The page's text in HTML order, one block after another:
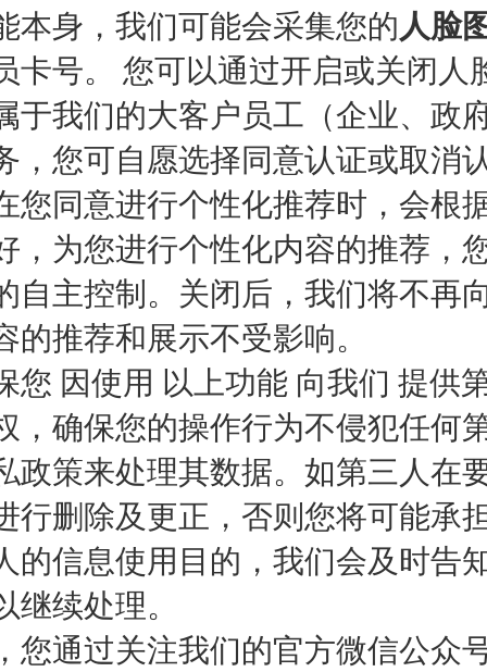
本身，我们可能会采集您的 人脸
卡号。 您可以通过开启或关闭
于我们的大客户员工（企业、政
，您可自愿选择同意认证或取消
您同意进行个性化推荐时，会根
，为您进行个性化内容的推荐，
自主控制。关闭后，我们将不再
的推荐和展示不受影响。
您 因使用 以上功能 向我们 提供
，确保您的操作行为不侵犯任何
政策来处理其数据。如第三人在
行删除及更正，否则您将可能承
的信息使用目的，我们会及时告
继续处理。
您通过关注我们的官方微信公众